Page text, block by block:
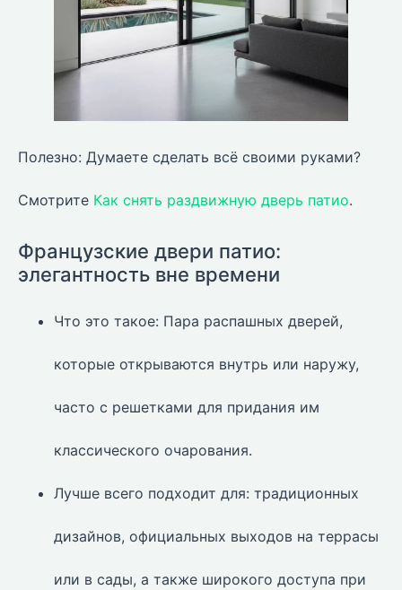
Полезно: Думаете сделать всё своими руками?
Смотрите Как снять раздвижную дверь патио.
Французские двери патио:
элегантность вне времени
Что это такое: Пара распашных дверей,
которые открываются внутрь или наружу,
часто с решетками для придания им
классического очарования.
Лучше всего подходит для: традиционных
дизайнов, официальных выходов на террасы
или в сады, а также широкого доступа при